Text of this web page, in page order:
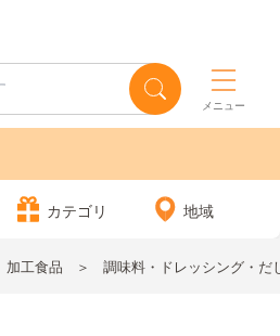
メニュー
カテゴリ 地域
加工食品 調味料・ドレッシング・だ